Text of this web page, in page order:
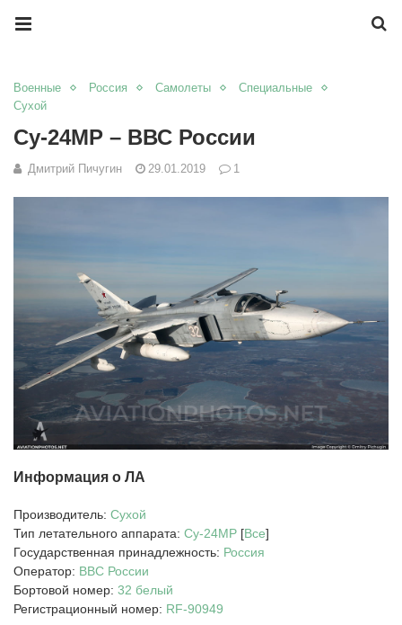
Военные Россия Самолеты
Специальные
Сухой
Су-24МР – ВВС России
Дмитрий Пичугин 29.01.2019 1
Информация о ЛА
Производитель: Сухой
Тип летательного аппарата: Су-24МР [Все]
Государственная принадлежность: Россия
Оператор: ВВС России
Бортовой номер: 32 белый
Регистрационный номер: RF-90949